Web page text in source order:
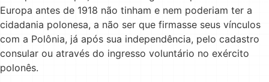
Europa antes de 1918 não tinham e nem poderiam ter a
cidadania polonesa, a não ser que firmasse seus vínculos
com a Polônia, já após sua independência, pelo cadastro
consular ou através do ingresso voluntário no exército
polonês.